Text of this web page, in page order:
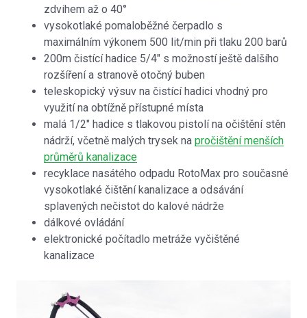
zdvihem až o 40°
vysokotlaké pomaloběžné čerpadlo s
maximálním výkonem 500 lit/min při tlaku 200 barů
200m čistící hadice 5/4" s možností ještě dalšího
rozšíření a stranově otočný buben
teleskopický výsuv na čistící hadici vhodný pro
využití na obtížně přístupné místa
malá 1/2" hadice s tlakovou pistolí na očištění stěn
nádrží, včetně malých trysek na pročištění menších
průměrů kanalizace
recyklace nasátého odpadu RotoMax pro současné
vysokotlaké čištění kanalizace a odsávání
splavených nečistot do kalové nádrže
dálkové ovládání
elektronické počítadlo metráže vyčištěné
kanalizace